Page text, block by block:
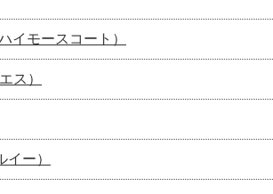
イモースコート）
ス）
ー）